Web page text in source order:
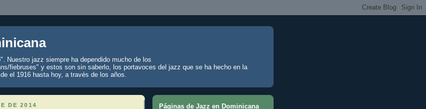
Nuestro jazz siempre ha dependido mucho de los
fiebruses" y estos son sin saberlo, los portavoces del jazz que se ha hecho en la
el 1916 hasta hoy, a través de los años.
DE 2014
Páginas de Jazz en Dominicana